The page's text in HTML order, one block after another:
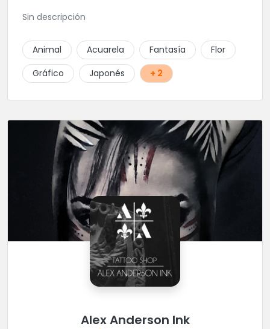
Sin descripción
Animal Acuarela Fantasía
Flor
Gráfico
Japonés + 2
Alex Anderson Ink